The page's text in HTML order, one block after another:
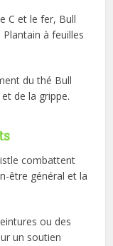
C et le fer, Bull
à feuilles
du thé Bull
de la grippe.
combattent
être général et la
ou des
un soutien